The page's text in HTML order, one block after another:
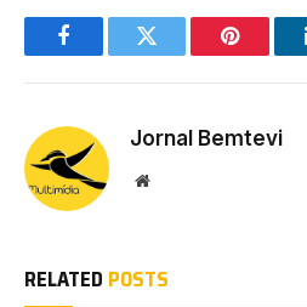
FacebookTwitter Pinterest
Jornal Bemtevi
Website
RELATED POSTS